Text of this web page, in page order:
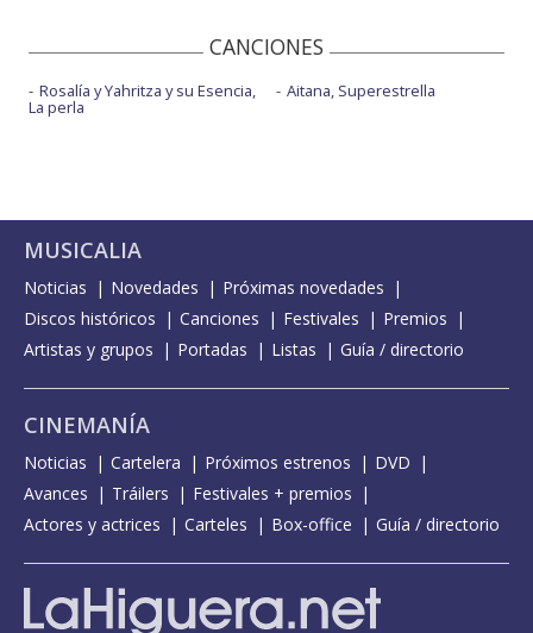
CANCIONES
Rosalía y Yahritza y su Esencia,
La perla
Aitana, Superestrella
MUSICALIA
Noticias Novedades
Próximas novedades
Discos históricos
Canciones Festivales
Premios
Artistas y grupos
Portadas Listas Guía / directorio
CINEMANÍA
Noticias Cartelera Próximos estrenos
DVD
Avances
Tráilers
Festivales + premios
Actores y actrices
Carteles Box-office Guía / directorio